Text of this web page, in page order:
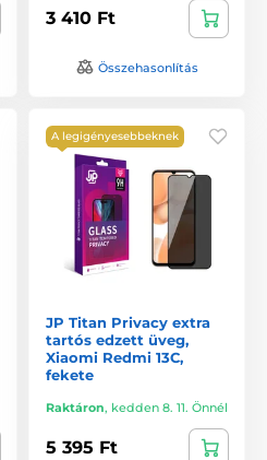
3 410 Ft
Összehasonlítás
A legigényesebbeknek
JP Titan Privacy extra
tartós edzett üveg,
Xiaomi Redmi 13C,
fekete
Raktáron, kedden 8. 11. Önnél
5 395 Ft